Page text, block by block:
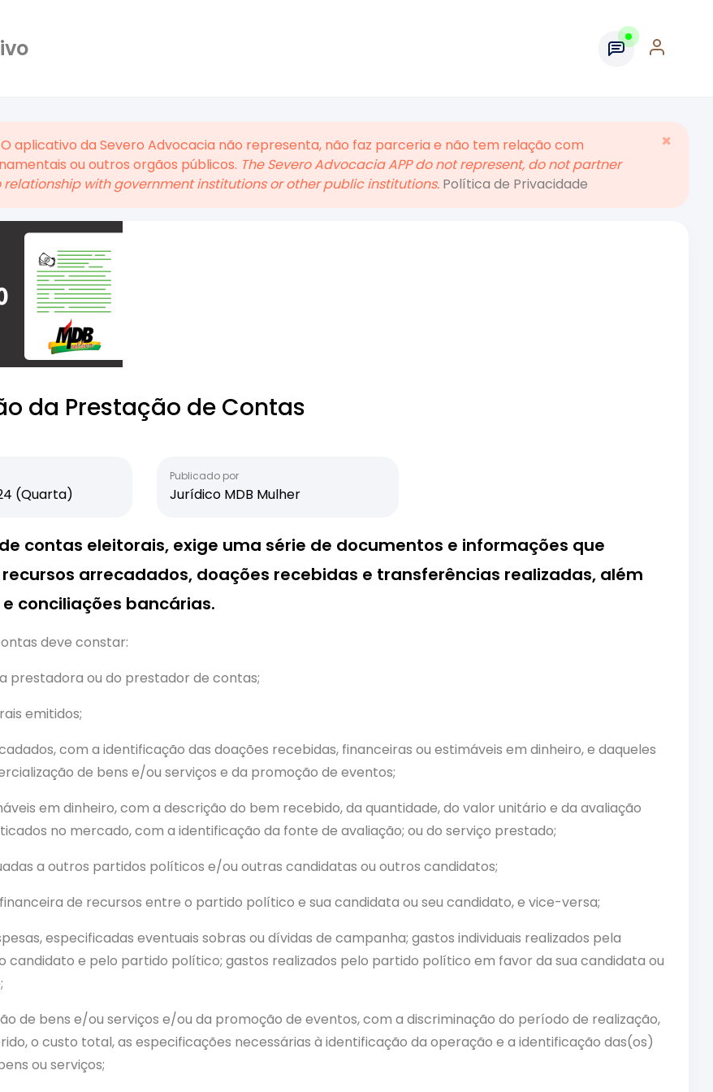
O aplicativo da Severo Advocacia não representa, não faz parceria e não tem relação com
ou outros orgãos públicos. The Severo Advocacia APP do not represent, do not partner
relationship with government institutions or other public institutions. Política de Privacidade
×
da Prestação de Contas
(Quarta)
Publicado por
Jurídico MDB Mulher
contas eleitorais, exige uma série de documentos e informações que
arrecadados, doações recebidas e transferências realizadas, além
conciliações bancárias.
deve constar:
prestadora ou do prestador de contas;
emitidos;
com a identificação das doações recebidas, financeiras ou estimáveis em dinheiro, e daqueles
de bens e/ou serviços e da promoção de eventos;
em dinheiro, com a descrição do bem recebido, da quantidade, do valor unitário e da avaliação
no mercado, com a identificação da fonte de avaliação; ou do serviço prestado;
a outros partidos políticos e/ou outras candidatas ou outros candidatos;
de recursos entre o partido político e sua candidata ou seu candidato, e vice-versa;
especificadas eventuais sobras ou dívidas de campanha; gastos individuais realizados pela
candidato e pelo partido político; gastos realizados pelo partido político em favor da sua candidata ou
de bens e/ou serviços e/ou da promoção de eventos, com a discriminação do período de realização,
o custo total, as especificações necessárias à identificação da operação e a identificação das(os)
ou serviços;